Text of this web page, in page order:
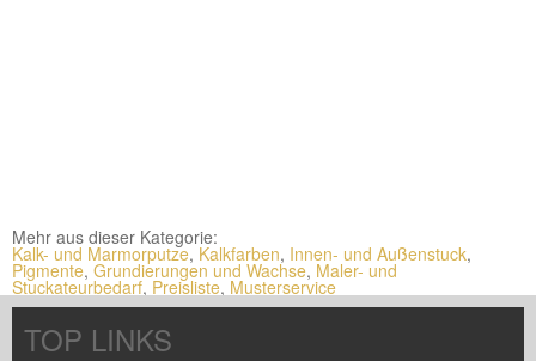
Mehr aus dieser Kategorie:
Kalk- und Marmorputze, Kalkfarben, Innen- und Außenstuck,
Pigmente, Grundierungen und Wachse, Maler- und
Stuckateurbedarf, Preisliste, Musterservice
TOP LINKS